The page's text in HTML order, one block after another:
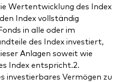
Wertentwicklung des Index
Index vollständig
in alle oder im
des Index investiert,
Anlagen soweit wie
Index entspricht.2.
investierbares Vermögen zu